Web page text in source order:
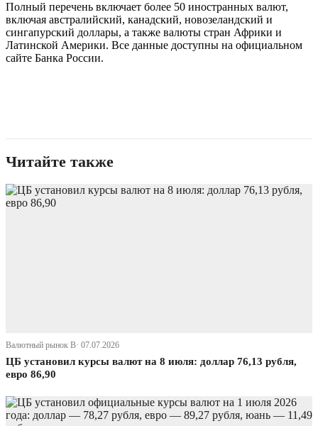
Полный перечень включает более 50 иностранных валют,
включая австралийский, канадский, новозеландский и
сингапурский доллары, а также валюты стран Африки и
Латинской Америки. Все данные доступны на официальном
сайте Банка России.
Читайте также
Валютный рынок В· 07.07.2026
ЦБ установил курсы валют на 8 июля: доллар 76,13 рубля,
евро 86,90